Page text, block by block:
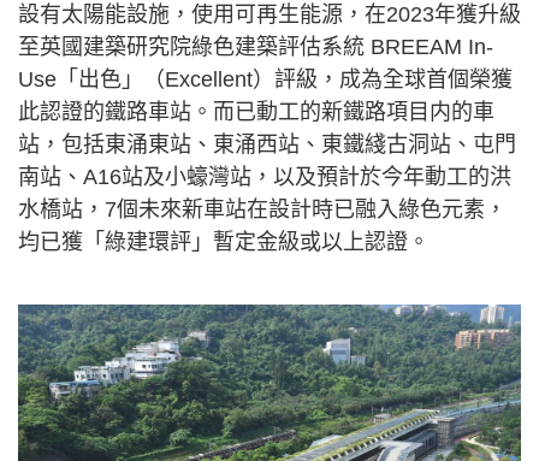
設有太陽能設施，使用可再生能源，在2023年獲升級
至英國建築研究院綠色建築評估系統 BREEAM In-
Use「出色」（Excellent）評級，成為全球首個榮獲
此認證的鐵路車站。而已動工的新鐵路項目内的車
站，包括東涌東站、東涌西站、東鐵綫古洞站、屯門
南站、A16站及小蠔灣站，以及預計於今年動工的洪
水橋站，7個未來新車站在設計時已融入綠色元素，
均已獲「綠建環評」暫定金級或以上認證。